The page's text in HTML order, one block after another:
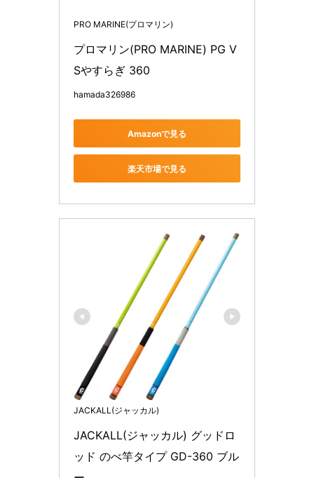
PRO MARINE(プロマリン)
プロマリン(PRO MARINE) PG V
Sやすらぎ 360
hamada326986
Amazonで見る
楽天市場で見る
JACKALL(ジャッカル)
JACKALL(ジャッカル) グッドロ
ッド のべ竿タイプ GD-360 ブル